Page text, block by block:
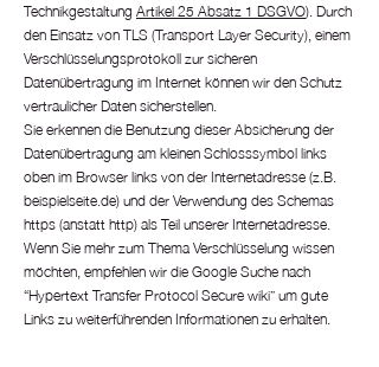
TechnikgestaltungArtikel 25 Absatz 1 DSGVO). Durch
den Einsatz von TLS (Transport Layer Security), einem
Verschlüsselungsprotokoll zur sicheren
Datenübertragung im Internet können wir den Schutz
vertraulicher Daten sicherstellen.
Sie erkennen die Benutzung dieser Absicherung der
Datenübertragung am kleinen Schlosssymbol links
oben im Browser links von der Internetadresse (z.B.
beispielseite.de) und der Verwendung des Schemas
https (anstatt http) als Teil unserer Internetadresse.
Wenn Sie mehr zum Thema Verschlüsselung wissen
möchten, empfehlen wir die Google Suche nach
“Hypertext Transfer Protocol Secure wiki” um gute
Links zu weiterführenden Informationen zu erhalten.